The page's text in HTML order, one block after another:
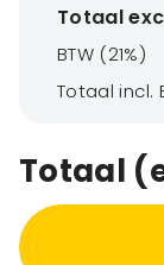
Totaal
BTW (21%)
Totaal incl.
Totaal